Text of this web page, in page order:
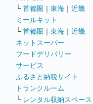
└ 首都圏 ｜ 東海 ｜ 近畿
ミールキット
└ 首都圏 ｜ 東海 ｜ 近畿
ネットスーパー
フードデリバリー
サービス
ふるさと納税サイト
トランクルーム
└ レンタル収納スペース